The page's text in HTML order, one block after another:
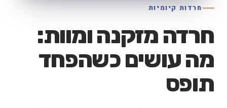
חרדות קיומיות
חרדה מזקנה ומוות:
מה עושים כשהפחד
תופס